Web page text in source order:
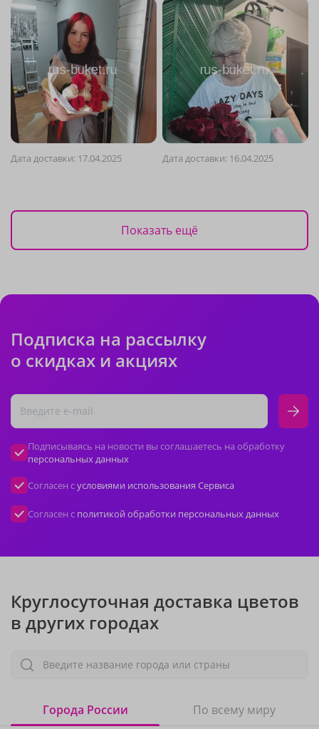
Дата доставки: 17.04.2025 Дата доставки: 16.04.2025
Показать ещё
Подписка на рассылку
о скидках и акциях
Подписываясь на новости вы соглашаетесь на обработку
персональных данных
Согласен сусловиями использования Сервиса
Согласен с политикой обработки персональных данных
Круглосуточная доставка цветов
в других городах
Введите название города или страны
Города России По всему миру